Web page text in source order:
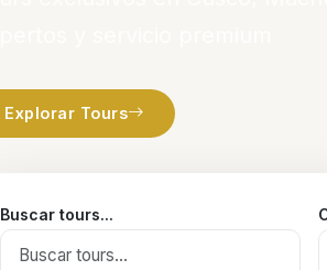
Explorar Tours
Buscar tours...